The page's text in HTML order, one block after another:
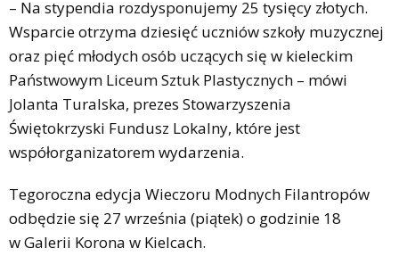
– Na stypendia rozdysponujemy 25 tysięcy złotych.
Wsparcie otrzyma dziesięć uczniów szkoły muzycznej
oraz pięć młodych osób uczących się w kieleckim
Państwowym Liceum Sztuk Plastycznych – mówi
Jolanta Turalska, prezes Stowarzyszenia
Świętokrzyski Fundusz Lokalny, które jest
współorganizatorem wydarzenia.
Tegoroczna edycja Wieczoru Modnych Filantropów
odbędzie się 27 września (piątek) o godzinie 18
w Galerii Korona w Kielcach.